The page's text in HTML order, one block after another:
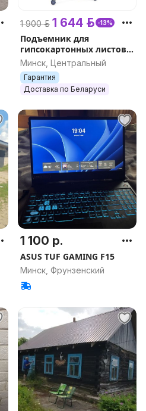
1 900 р. 1 644 р. -13%
Подъемник для
гипсокартонных листов
DLT PLAC 450 (он же EDMA
PLAC 450), арт.0153
Минск, Центральный
Гарантия
Доставка по Беларуси
1 100 р.
ASUS TUF GAMING F15
Минск, Фрунзенский